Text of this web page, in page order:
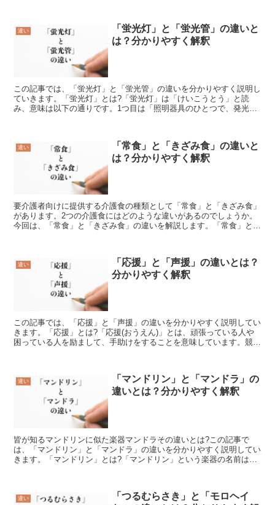
違い
「蛍光灯」と「蛍光管」の違いと
は？分かりやすく解釈
この記事では、「蛍光灯」と「蛍光管」の違いを分かりやすく説明し
ていきます。「蛍光灯」とは?「蛍光灯」は「けいこうとう」と読
み、意味は以下の通りです。1つ目は「照明器具のひとつで、発光す
違い
「常食」と「きざみ食」の違いと
は？分かりやすく解釈
要介護者向けに提供する介護食の種類として「常食」と「きざみ食」
があります。2つの介護食にはどのような違いがあるのでしょうか。
今回は、「常食」と「きざみ食」の違いを解説します。「常食」と
違い
「応援」と「声援」の違いとは？
分かりやすく解釈
この記事では、「応援」と「声援」の違いを分かりやすく説明してい
きます。「応援」とは?「応援(おうえん)」とは、頑張っている人や
困っている人を励まして、手助けをすることを意味しています。競技
違い
「マンドリン」と「マンドラ」の
違いとは？分かりやすく解釈
皆が知るマンドリンに似た楽器マンドラその違いとは?この記事で
は、「マンドリン」と「マンドラ」の違いを分かりやすく説明してい
きます。「マンドリン」とは?「マンドリン」という楽器の名前は知
違い
「つるむらさき」と「モロヘイ